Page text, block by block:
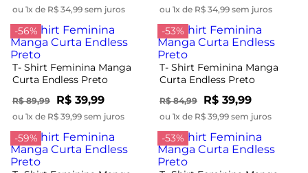
ou 1x de R$ 34,99 sem juros ou 1x de R$ 34,99 sem juros
-56%
T- Shirt Feminina Manga
Curta Endless Preto
R$ 89,99 R$ 39,99
ou 1x de R$ 39,99 sem juros
-53%
T- Shirt Feminina Manga
Curta Endless Preto
R$ 84,99 R$ 39,99
ou 1x de R$ 39,99 sem juros
-59% -53%